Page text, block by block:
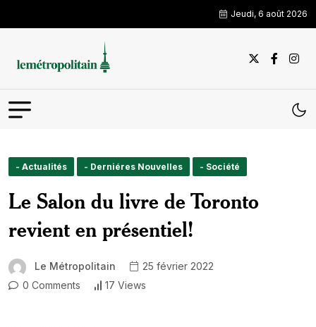
Jeudi, 6 août 2026
- Actualités - Derniéres Nouvelles - Société
Le Salon du livre de Toronto
revient en présentiel!
Le Métropolitain
25 février 2022
0 Comments
17 Views